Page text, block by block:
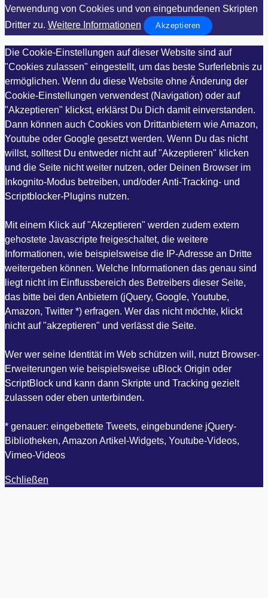
Verwendung von Cookies und von eingebundenen Skripten
Dritter zu. Weitere Informationen Akzeptieren
Die Cookie-Einstellungen auf dieser Website sind auf
"Cookies zulassen" eingestellt, um das beste Surferlebnis zu
ermöglichen. Wenn du diese Website ohne Änderung der
Cookie-Einstellungen verwendest (Navigation) oder auf
"Akzeptieren" klickst, erklärst Du Dich damit einverstanden.
Dann können auch Cookies von Drittanbietern wie Amazon,
Youtube oder Google gesetzt werden. Wenn Du das nicht
willst, solltest Du entweder nicht auf "Akzeptieren" klicken
und die Seite nicht weiter nutzen, oder Deinen Browser im
Inkognito-Modus betreiben, und/oder Anti-Tracking- und
Scriptblocker-Plugins nutzen.
Mit einem Klick auf "Akzeptieren" werden zudem extern
gehostete Javascripte freigeschaltet, die weitere
Informationen, wie beispielsweise die IP-Adresse an Dritte
weitergeben können. Welche Informationen das genau sind
liegt nicht im Einflussbereich des Betreibers dieser Seite,
das bitte bei den Anbietern (jQuery, Google, Youtube,
Amazon, Twitter *) erfragen. Wer das nicht möchte, klickt
nicht auf "akzeptieren" und verlässt die Seite.
Wer wer seine Identität im Web schützen will, nutzt Browser-
Erweiterungen wie beispielsweise uBlock Origin oder
ScriptBlock und kann dann Skripte und Tracking gezielt
zulassen oder eben unterbinden.
* genauer: eingebettete Tweets, eingebundene jQuery-
Bibliotheken, Amazon Artikel-Widgets, Youtube-Videos,
Vimeo-Videos
Schließen